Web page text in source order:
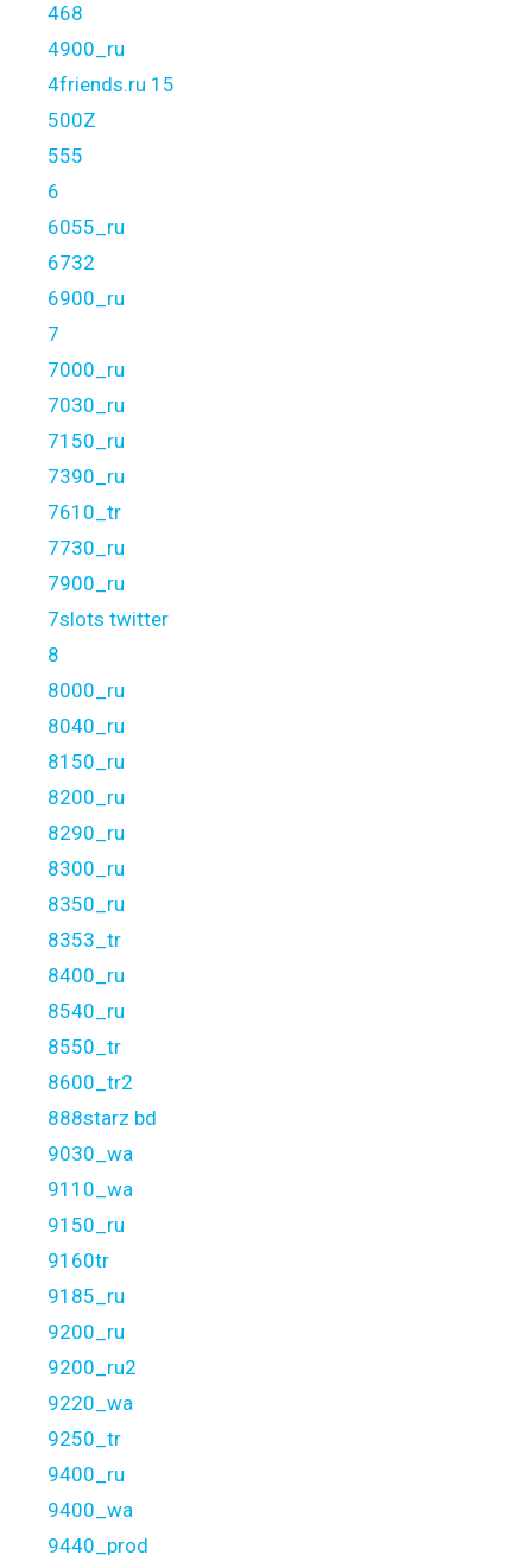
468
4900_ru
4friends.ru 15
500Z
555
6
6055_ru
6732
6900_ru
7
7000_ru
7030_ru
7150_ru
7390_ru
7610_tr
7730_ru
7900_ru
7slots twitter
8
8000_ru
8040_ru
8150_ru
8200_ru
8290_ru
8300_ru
8350_ru
8353_tr
8400_ru
8540_ru
8550_tr
8600_tr2
888starz bd
9030_wa
9110_wa
9150_ru
9160tr
9185_ru
9200_ru
9200_ru2
9220_wa
9250_tr
9400_ru
9400_wa
9440_prod